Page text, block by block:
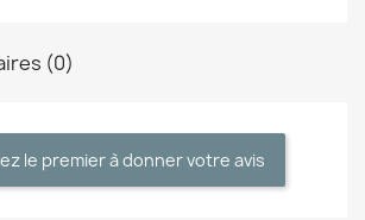
(0)
le premier à donner votre avis